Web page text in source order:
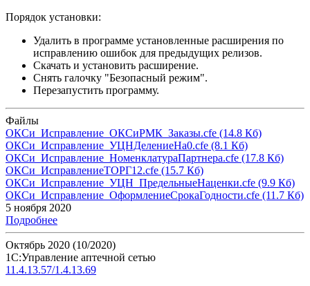
Порядок установки:
Удалить в программе установленные расширения по
исправлению ошибок для предыдущих релизов.
Скачать и установить расширение.
Снять галочку "Безопасный режим".
Перезапустить программу.
Файлы
ОКСи_Исправление_ОКСиРМК_Заказы.cfe (14.8 Кб)
ОКСи_Исправление_УЦНДелениеНа0.cfe (8.1 Кб)
ОКСи_Исправление_НоменклатураПартнера.cfe (17.8 Кб)
ОКСи_ИсправлениеТОРГ12.cfe (15.7 Кб)
ОКСи_Исправление_УЦН_ПредельныеНаценки.cfe (9.9 Кб)
ОКСи_Исправление_ОформлениеСрокаГодности.cfe (11.7 Кб)
5 ноября 2020
Подробнее
Октябрь 2020 (10/2020)
1С:Управление аптечной сетью
11.4.13.57/1.4.13.69